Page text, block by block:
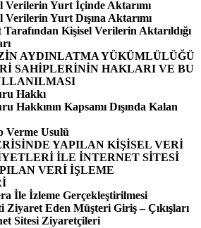
Verilerin Yurt İçinde Aktarımı
Verilerin Yurt Dışına Aktarımı
Tarafından Kişisel Verilerin Aktarıldığı
AYDINLATMA YÜKÜMLÜLÜĞÜ
SAHİPLERİNİN HAKLARI VE BU
Hakkı
Hakkının Kapsamı Dışında Kalan
Verme Usulü
YAPILAN KİŞİSEL VERİ
İLE İNTERNET SİTESİ
VERİ İŞLEME
İle İzleme Gerçekleştirilmesi
Ziyaret Eden Müşteri Giriş – Çıkışları
Sitesi Ziyaretçileri